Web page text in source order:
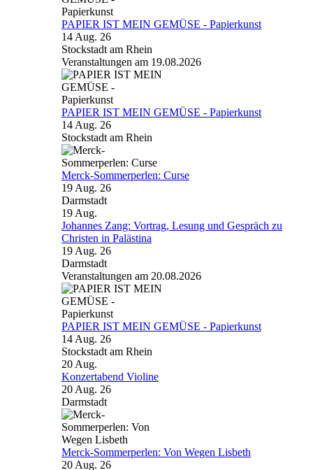
PAPIER IST MEIN GEMÜSE - Papierkunst
14 Aug. 26
Stockstadt am Rhein
Veranstaltungen am 19.08.2026
PAPIER IST MEIN GEMÜSE - Papierkunst
14 Aug. 26
Stockstadt am Rhein
Merck-Sommerperlen: Curse
19 Aug. 26
Darmstadt
19 Aug.
Johannes Zang: Vortrag, Lesung und Gespräch zu
Christen in Palästina
19 Aug. 26
Darmstadt
Veranstaltungen am 20.08.2026
PAPIER IST MEIN GEMÜSE - Papierkunst
14 Aug. 26
Stockstadt am Rhein
20 Aug.
Konzertabend Violine
20 Aug. 26
Darmstadt
Merck-Sommerperlen: Von Wegen Lisbeth
20 Aug. 26